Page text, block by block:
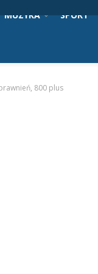
MUZYKA SPORT
800 plus